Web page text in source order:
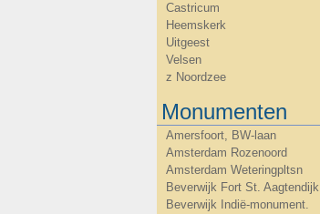
Castricum
Heemskerk
Uitgeest
Velsen
z Noordzee
Monumenten
Amersfoort, BW-laan
Amsterdam Rozenoord
Amsterdam Weteringpltsn
Beverwijk Fort St. Aagtendijk
Beverwijk Indië-monument.